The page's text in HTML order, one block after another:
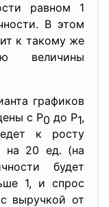
равном 1
В этом
к такому же
величины
графиков
с Р0 до Р1,
к росту
на 20 ед. (на
будет
1, и спрос
выручкой от